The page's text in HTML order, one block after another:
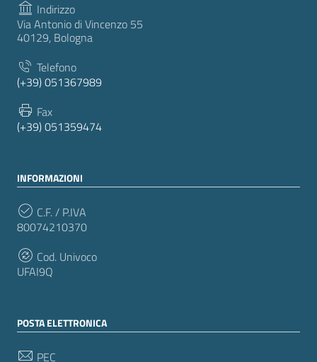
Indirizzo
Via Antonio di Vincenzo 55
40129, Bologna
Telefono
(+39) 051367989
Fax
(+39) 051359474
INFORMAZIONI
C.F. / P.IVA
80074210370
Cod. Univoco
UFAI9Q
POSTA ELETTRONICA
PEC